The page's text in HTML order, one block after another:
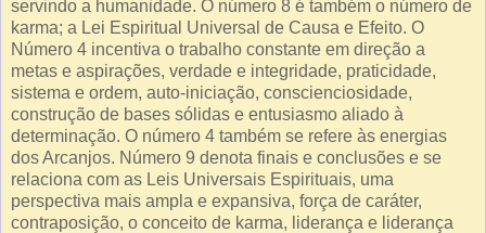
servindo a humanidade. O número 8 é também o número de
karma; a Lei Espiritual Universal de Causa e Efeito. O
Número 4 incentiva o trabalho constante em direção a
metas e aspirações, verdade e integridade, praticidade,
sistema e ordem, auto-iniciação, conscienciosidade,
construção de bases sólidas e entusiasmo aliado à
determinação. O número 4 também se refere às energias
dos Arcanjos. Número 9 denota finais e conclusões e se
relaciona com as Leis Universais Espirituais, uma
perspectiva mais ampla e expansiva, força de caráter,
contraposição, o conceito de karma, liderança e liderança